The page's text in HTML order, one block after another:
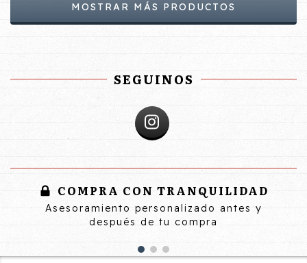
MOSTRAR MÁS PRODUCTOS
SEGUINOS
COMPRA CON TRANQUILIDAD
Asesoramiento personalizado antes y
después de tu compra